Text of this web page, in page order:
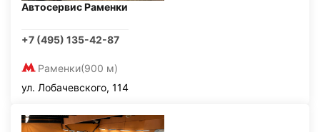
Автосервис Раменки
+7 (495) 135-42-87
Раменки(900 м)
ул. Лобачевского, 114